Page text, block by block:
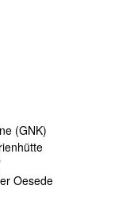
(GNK)
Oesede